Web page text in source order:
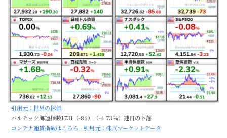
引用元：世界の株価
バルチック海運指数1731（-86）（-4.73％） 連日の下落
コンテナ運賃指数はこちら 引用元：株式マーケットデータ